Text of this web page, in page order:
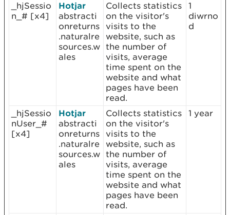
_hjSessio
n_# [x4]
Hotjar
abstracti
onreturns
.naturalre
sources.w
ales
Collects statistics
on the visitor's
visits to the
website, such as
the number of
visits, average
time spent on the
website and what
pages have been
read.
1
diwrno
d
_hjSessio
nUser_#
[x4]
Hotjar
abstracti
onreturns
.naturalre
sources.w
ales
Collects statistics
on the visitor's
visits to the
website, such as
the number of
visits, average
time spent on the
website and what
pages have been
read.
1 year